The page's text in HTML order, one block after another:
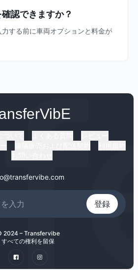
認できますか？
する前に車両オプションと料金が
登録
2024 – Transfervibe
すべての権利を留保